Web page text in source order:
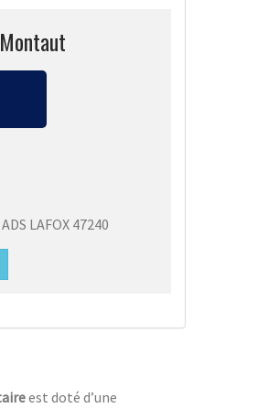
LAFOX 47240
est doté d’une